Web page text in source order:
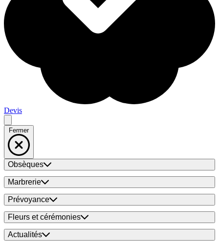
Devis
Fermer
Obsèques
Marbrerie
Prévoyance
Fleurs et cérémonies
Actualités